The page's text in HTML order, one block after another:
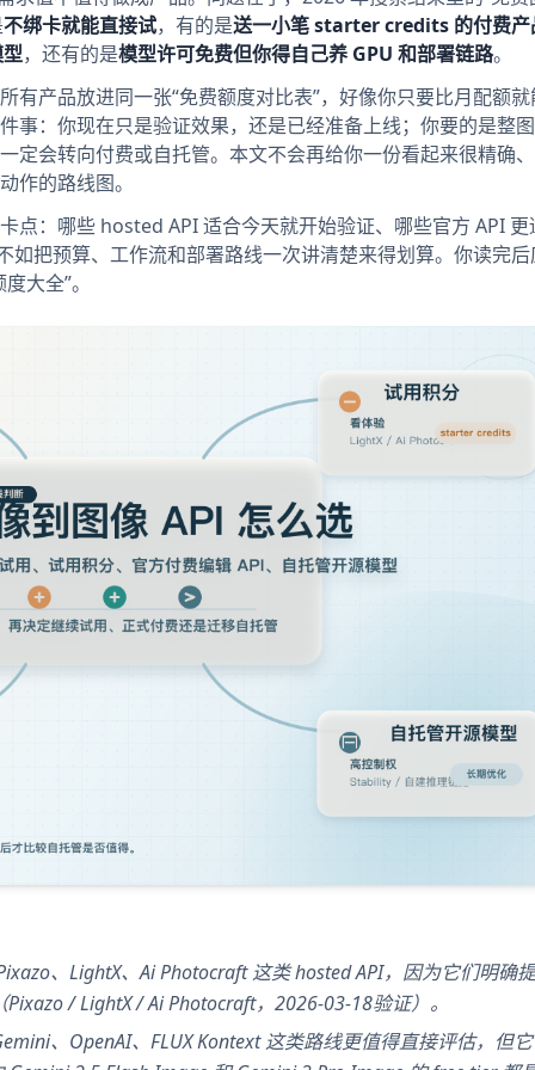
不绑卡就能直接试，有的是送一小笔 starter credits 的付费产
，还有的是模型许可免费但你得自己养 GPU 和部署链路。
有产品放进同一张“免费额度对比表”，好像你只要比月配额
事：你现在只是验证效果，还是已经准备上线；你要的是整
定会转向付费或自托管。本文不会再给你一份看起来很精确
作的路线图。
点：哪些 hosted API 适合今天就开始验证、哪些官方 API 更
如把预算、工作流和部署路线一次讲清楚来得划算。你读完
大全”。
、LightX、Ai Photocraft 这类 hosted API，因为它们明确
/ LightX / Ai Photocraft，2026-03-18验证）。
、OpenAI、FLUX Kontext 这类路线更值得直接评估，但